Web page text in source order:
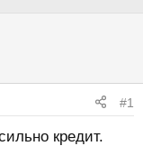
#1
кредит.